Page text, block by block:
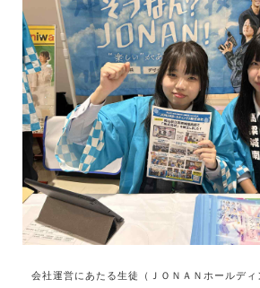
会社運営にあたる生徒（ＪＯＮＡＮホールディ